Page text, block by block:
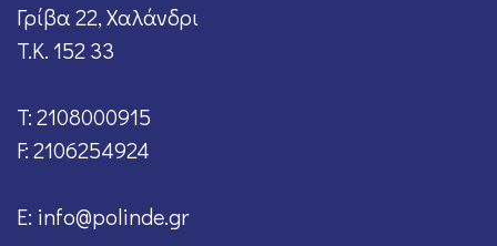
Γρίβα 22, Χαλάνδρι
T.K. 152 33
T: 2108000915
F: 2106254924
E: info@polinde.gr